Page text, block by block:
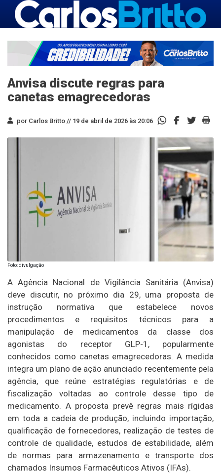
Anvisa discute regras para
canetas emagrecedoras
por Carlos Britto // 19 de abril de 2026 às 20:06
Foto: divulgação
AAgência Nacional de Vigilância Sanitária(Anvisa)
deve discutir, no próximo dia 29, uma proposta de
instrução normativa que estabelece novos
procedimentos e requisitos técnicos para a
manipulação de medicamentos da classe dos
agonistas do receptor GLP-1, popularmente
conhecidos como canetas emagrecedoras. A medida
integra um plano de ação anunciado recentemente pela
agência, que reúne estratégias regulatórias e de
fiscalização voltadas ao controle desse tipo de
medicamento. A proposta prevê regras mais rígidas
em toda a cadeia de produção, incluindo importação,
qualificação de fornecedores, realização de testes de
controle de qualidade, estudos de estabilidade, além
de normas para armazenamento e transporte dos
chamados Insumos Farmacêuticos Ativos (IFAs).